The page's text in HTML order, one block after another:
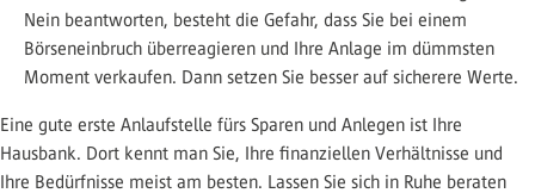
Nein beantworten, besteht die Gefahr, dass Sie bei einem
Börseneinbruch überreagieren und Ihre Anlage im dümmsten
Moment verkaufen. Dann setzen Sie besser auf sicherere Werte.
Eine gute erste Anlaufstelle fürs Sparen und Anlegen ist Ihre
Hausbank. Dort kennt man Sie, Ihre finanziellen Verhältnisse und
Ihre Bedürfnisse meist am besten. Lassen Sie sich in Ruhe beraten